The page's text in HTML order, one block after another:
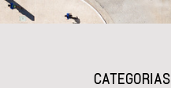
CATEGORIAS